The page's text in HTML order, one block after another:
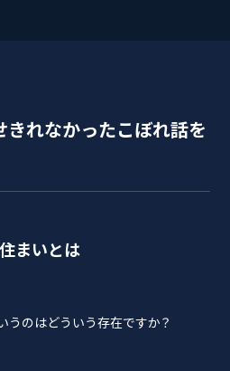
れなかったこぼれ話を
まいとは
うのはどういう存在ですか？